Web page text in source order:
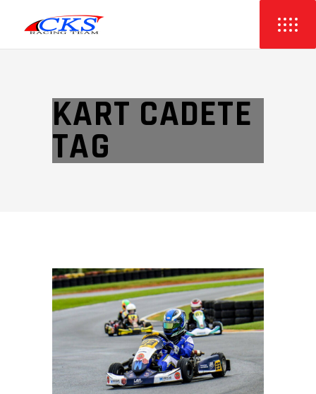
KART CADETE
TAG